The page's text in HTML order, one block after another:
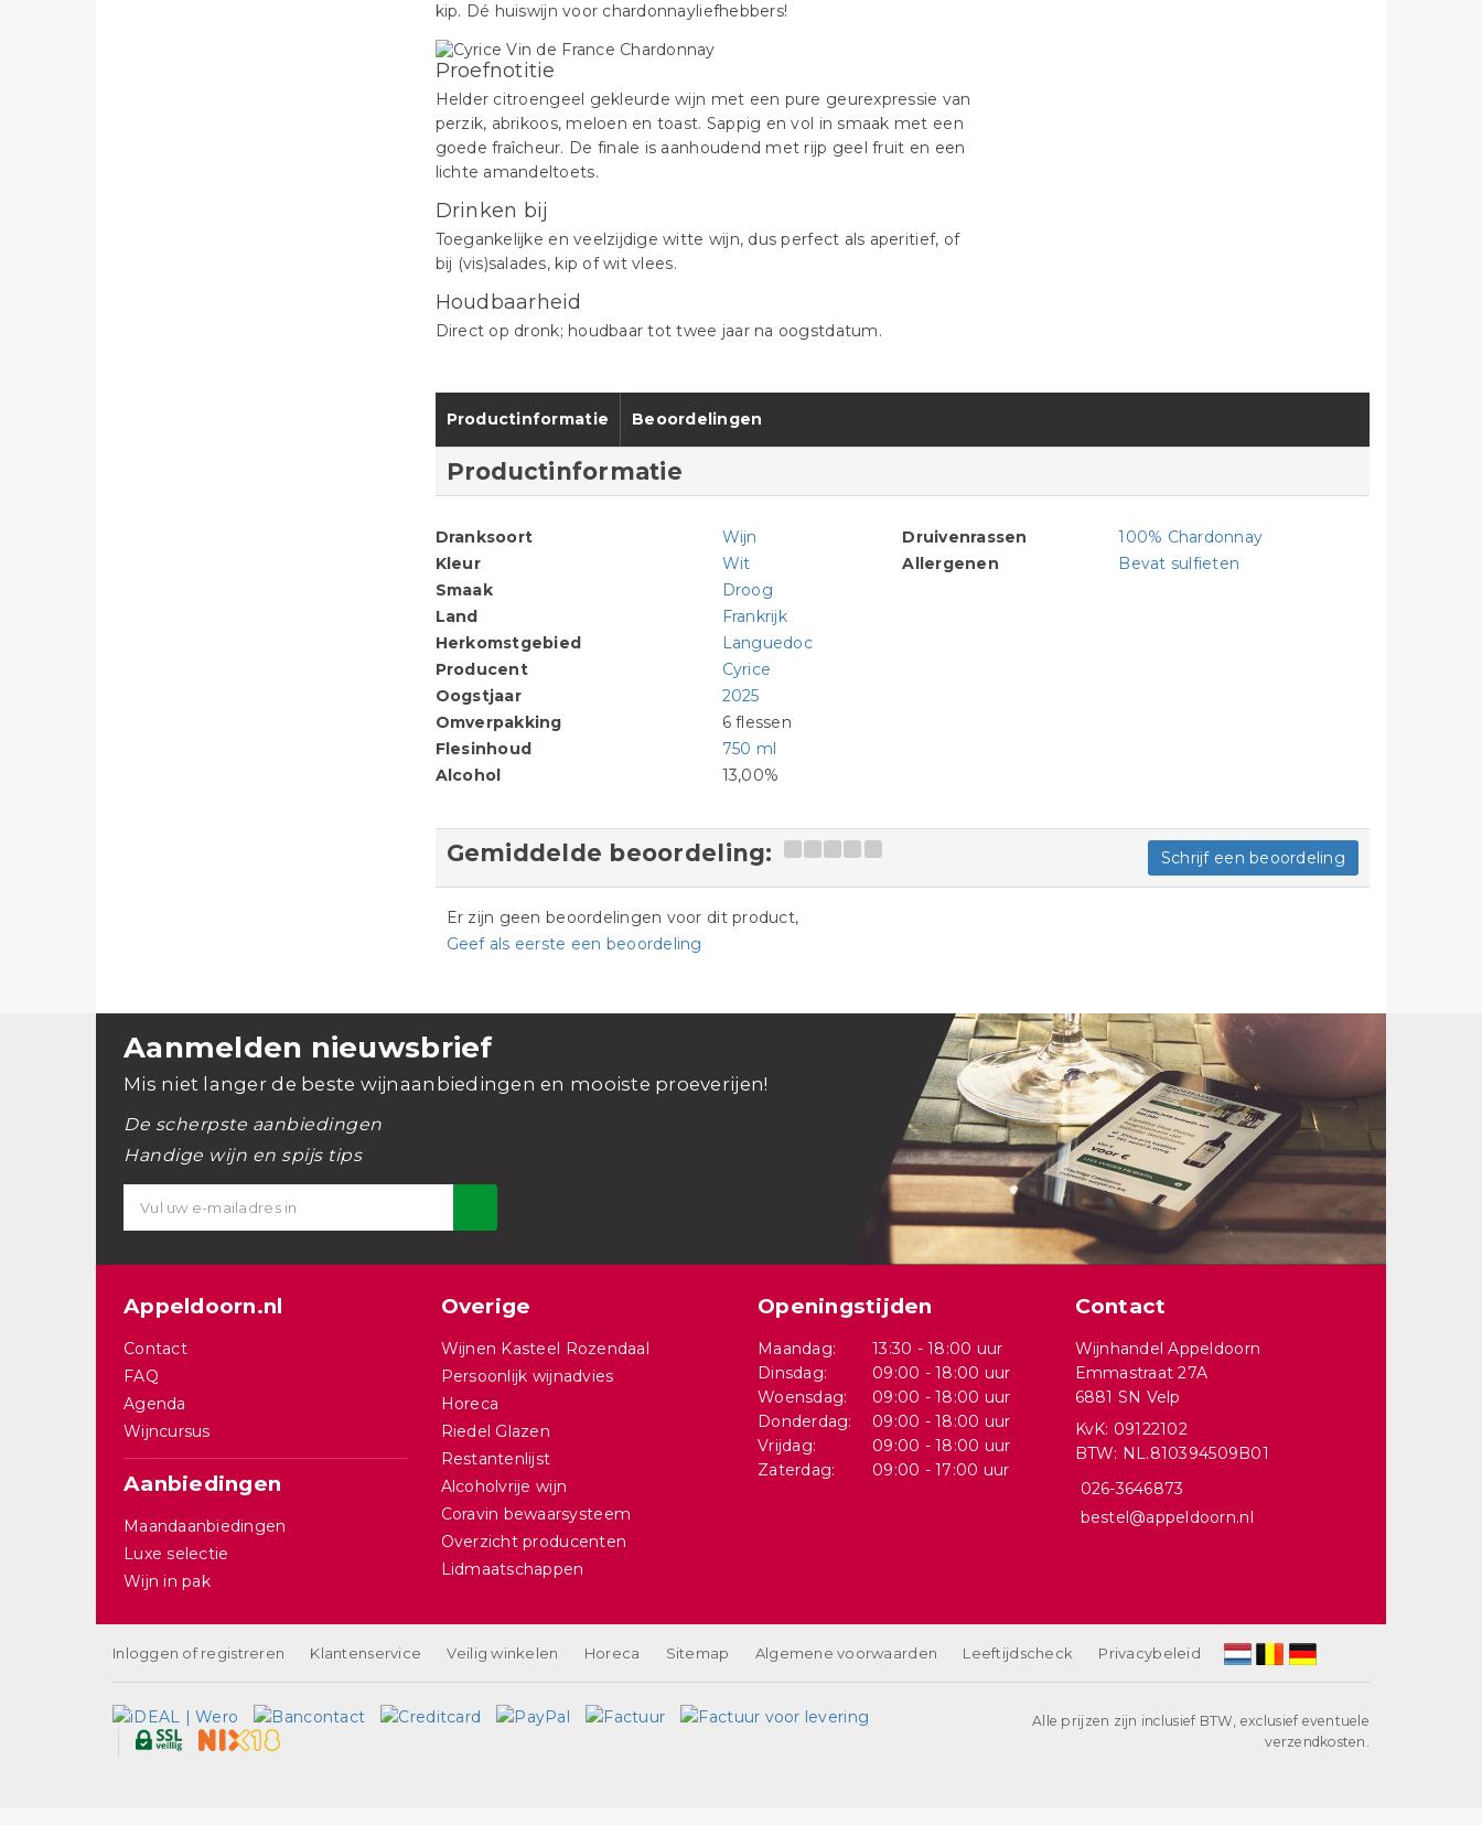
kip. Dé huiswijn voor chardonnayliefhebbers!
Proefnotitie
Helder citroengeel gekleurde wijn met een pure geurexpressie van
perzik, abrikoos, meloen en toast. Sappig en vol in smaak met een
goede fraîcheur. De finale is aanhoudend met rijp geel fruit en een
lichte amandeltoets.
Drinken bij
Toegankelijke en veelzijdige witte wijn, dus perfect als aperitief, of
bij (vis)salades, kip of wit vlees.
Houdbaarheid
Direct op dronk; houdbaar tot twee jaar na oogstdatum.
Productinformatie Beoordelingen
Productinformatie
Dranksoort
Wijn
Kleur
Wit
Smaak
Droog
Land
Frankrijk
Herkomstgebied
Languedoc
Producent
Cyrice
Oogstjaar
2025
Omverpakking
6 flessen
Flesinhoud
750 ml
Alcohol
13,00%
Druivenrassen
100% Chardonnay
Allergenen
Bevat sulfieten
Gemiddelde beoordeling: Schrijf een beoordeling
Er zijn geen beoordelingen voor dit product,
Geef als eerste een beoordeling
Aanmelden nieuwsbrief
Mis niet langer de beste wijnaanbiedingen en mooiste proeverijen!
De scherpste aanbiedingen
Handige wijn en spijs tips
Appeldoorn.nl
Contact
FAQ
Agenda
Wijncursus
Aanbiedingen
Maandaanbiedingen
Luxe selectie
Wijn in pak
Overige
Wijnen Kasteel Rozendaal
Persoonlijk wijnadvies
Horeca
Riedel Glazen
Restantenlijst
Alcoholvrije wijn
Coravin bewaarsysteem
Overzicht producenten
Lidmaatschappen
Openingstijden
Maandag:
13:30 - 18:00 uur
Dinsdag:
09:00 - 18:00 uur
Woensdag:
09:00 - 18:00 uur
Donderdag:
09:00 - 18:00 uur
Vrijdag:
09:00 - 18:00 uur
Zaterdag:
09:00 - 17:00 uur
Contact
Wijnhandel Appeldoorn
Emmastraat 27A
6881 SN Velp
KvK: 09122102
BTW: NL.810394509B01
026-3646873
bestel@appeldoorn.nl
Inloggen of registreren Klantenservice Veilig winkelen Horeca Sitemap Algemene voorwaarden Leeftijdscheck Privacybeleid
Alle prijzen zijn inclusief BTW, exclusief eventuele
verzendkosten.